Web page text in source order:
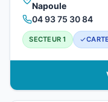
Napoule
04 93 75 30 84
SECTEUR 1